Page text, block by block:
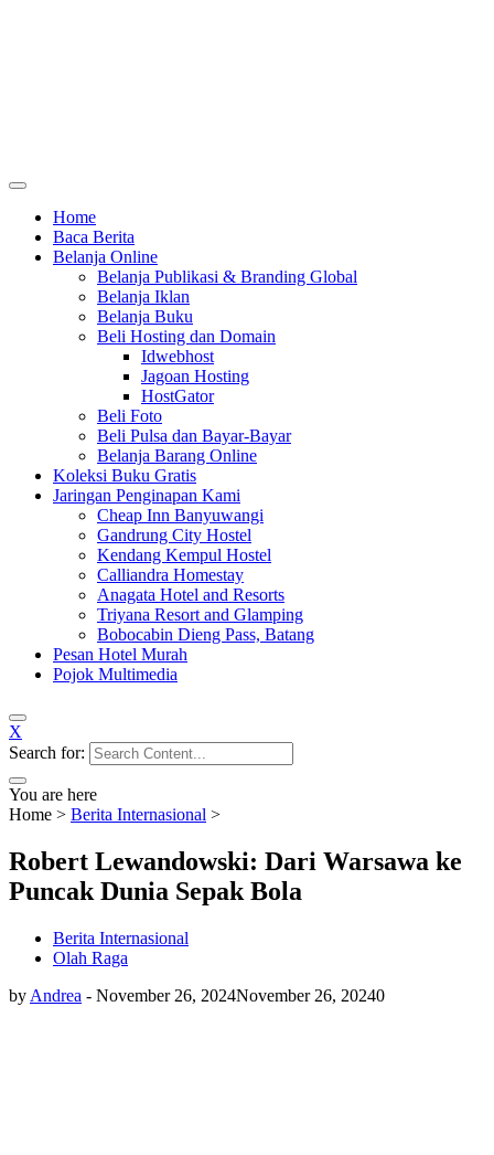
Home
Baca Berita
Belanja Online
Belanja Publikasi & Branding Global
Belanja Iklan
Belanja Buku
Beli Hosting dan Domain
Idwebhost
Jagoan Hosting
HostGator
Beli Foto
Beli Pulsa dan Bayar-Bayar
Belanja Barang Online
Koleksi Buku Gratis
Jaringan Penginapan Kami
Cheap Inn Banyuwangi
Gandrung City Hostel
Kendang Kempul Hostel
Calliandra Homestay
Anagata Hotel and Resorts
Triyana Resort and Glamping
Bobocabin Dieng Pass, Batang
Pesan Hotel Murah
Pojok Multimedia
X
Search for:
You are here
Home > Berita Internasional >
Robert Lewandowski: Dari Warsawa ke
Puncak Dunia Sepak Bola
Berita Internasional
Olah Raga
by Andrea - November 26, 2024November 26, 20240